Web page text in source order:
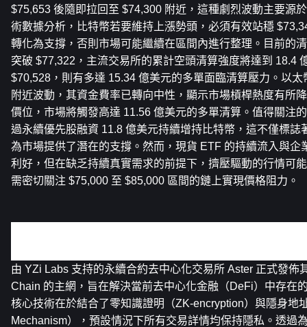
$75,653 後隨即拉回至 $74,300 附近，這種劇烈波動主要源
術數據分析，比特幣若要維持上漲勢頭，必須有效站穩
轉化為支撐，否則市場可能繼續在區間內進行整理。目前的
突破 $77,322，主流交易所的累計空頭清算強度將達到 18.4
$70,528，則有多達 15.34 億美元的多單面臨清算壓力。以
附近波動，其資金費率已轉向中性，顯示市場槓桿熱度有所
價位，市場將觸發高達 11.56 億美元的多單清算。值得關注
過永續優先股融資 11.8 億美元持續增持比特幣，這不僅標誌
為市場提供了潛在的支撐。然而，現貨 ETF 的持續流入與企
利好，但在缺乏持續真實需求的前提下，擠壓驅動的行情可
需密切關注 $75,000 至 $85,000 區間的鏈上實現價格阻力。
由 YZi Labs 支持的永續合約去中心化交易所 Aster 正式發佈
Chain 的主網，旨在解決當前去中心化金融（DeFi）中存在
核心技術在於結合了零知識證明（ZK-encryption）與隱身地
Mechanism），預設情況下所有交易詳情均保持隱私。透過